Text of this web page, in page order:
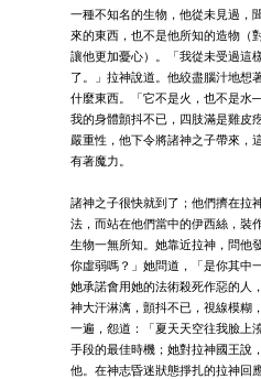
一種不知名的生物，他從未見過，
來的東西，也不是他所知的造物（
讓他更加憂心）。「我從未受過這
了。」拉神說道。他絞盡腦汁地想
什麼東西。「它不是火，也不是水
我的身體顫抖不已，四肢滿是雞皮
嚴重性，他下令將諸神之子帶來，
有著魔力。
諸神之子很快就到了；他們擠在拉
法，而站在他們當中的伊西絲，裝
生物一無所知。她靠近拉神，問他
你虛弱嗎？」她問道，「是你其中
她承諾會用她的法術殺死作惡的人
神大汗淋漓，顫抖不已，視線模糊
一遍，怨道：「夏天天空往我臉上
手段的最佳時機；她對拉神國王說
他。在神志昏迷狀態掙扎的拉神回